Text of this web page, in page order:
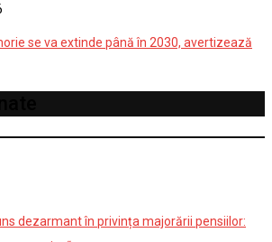
se va extinde până în 2030, avertizează
dezarmant în privința majorării pensiilor: